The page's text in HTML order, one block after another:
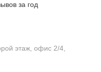
за год
этаж, офис 2/4,